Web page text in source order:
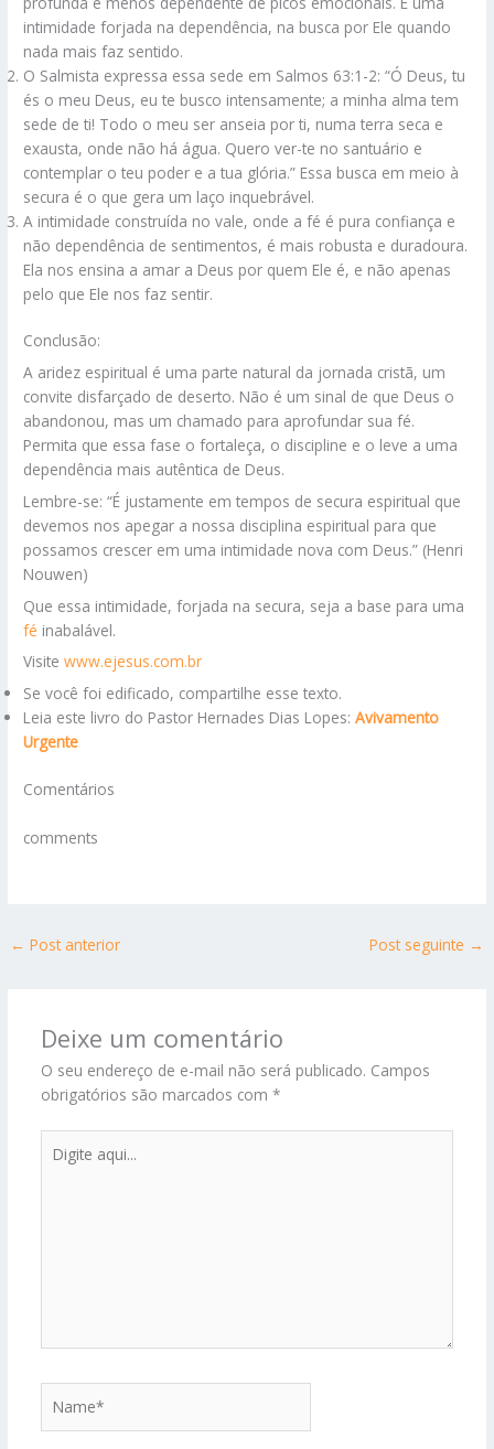
intimidade forjada na dependência, na busca por Ele quando
nada mais faz sentido.
O Salmista expressa essa sede em Salmos 63:1-2: “Ó Deus, tu
és o meu Deus, eu te busco intensamente; a minha alma tem
sede de ti! Todo o meu ser anseia por ti, numa terra seca e
exausta, onde não há água. Quero ver-te no santuário e
contemplar o teu poder e a tua glória.” Essa busca em meio à
secura é o que gera um laço inquebrável.
A intimidade construída no vale, onde a fé é pura confiança e
não dependência de sentimentos, é mais robusta e duradoura.
Ela nos ensina a amar a Deus por quem Ele é, e não apenas
pelo que Ele nos faz sentir.
Conclusão:
A aridez espiritual é uma parte natural da jornada cristã, um
convite disfarçado de deserto. Não é um sinal de que Deus o
abandonou, mas um chamado para aprofundar sua fé.
Permita que essa fase o fortaleça, o discipline e o leve a uma
dependência mais autêntica de Deus.
Lembre-se: “É justamente em tempos de secura espiritual que
devemos nos apegar a nossa disciplina espiritual para que
possamos crescer em uma intimidade nova com Deus.” (Henri
Nouwen)
Que essa intimidade, forjada na secura, seja a base para uma
fé inabalável.
Visitewww.ejesus.com.br
Se você foi edificado, compartilhe esse texto.
Leia este livro do Pastor Hernades Dias Lopes:Avivamento
Urgente
Comentários
comments
← Post anterior Post seguinte →
Deixe um comentário
O seu endereço de e-mail não será publicado. Campos
obrigatórios são marcados com *
aqui...